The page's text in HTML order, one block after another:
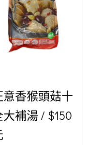
意香猴頭菇十
大補湯 / $150